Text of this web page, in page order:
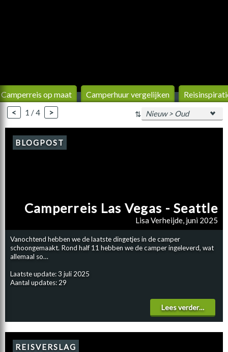
Camperreis op maat Camperhuur vergelijken
⇅
< 1 / 4 >
Vanochtend hebben we de laatste dingetjes in de camper
schoongemaakt. Rond half 11 hebben we de camper ingeleverd, wat
allemaal so…
Laatste update: 3 juli 2025
Aantal updates: 29
Lees verder…
BLOGPOST
Camperreis Las Vegas - Seattle
Lisa Verheijde, juni 2025
REISVERSLAG